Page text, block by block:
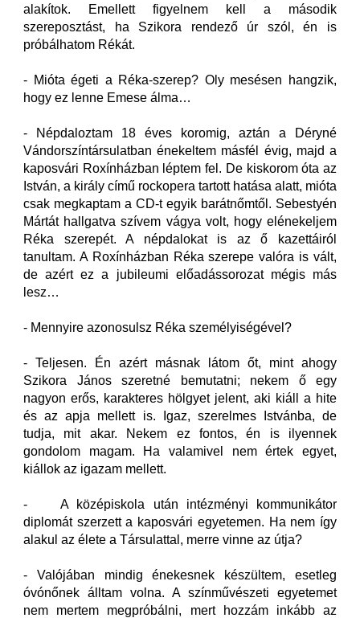
alakítok. Emellett figyelnem kell a második
szereposztást, ha Szikora rendező úr szól, én is
próbálhatom Rékát.
- Mióta égeti a Réka-szerep? Oly mesésen hangzik,
hogy ez lenne Emese álma…
- Népdaloztam 18 éves koromig, aztán a Déryné
Vándorszíntársulatban énekeltem másfél évig, majd a
kaposvári Roxínházban léptem fel. De kiskorom óta az
István, a király című rockopera tartott hatása alatt, mióta
csak megkaptam a CD-t egyik barátnőmtől. Sebestyén
Mártát hallgatva szívem vágya volt, hogy elénekeljem
Réka szerepét. A népdalokat is az ő kazettáiról
tanultam. A Roxínházban Réka szerepe valóra is vált,
de azért ez a jubileumi előadássorozat mégis más
lesz…
- Mennyire azonosulsz Réka személyiségével?
- Teljesen. Én azért másnak látom őt, mint ahogy
Szikora János szeretné bemutatni; nekem ő egy
nagyon erős, karakteres hölgyet jelent, aki kiáll a hite
és az apja mellett is. Igaz, szerelmes Istvánba, de
tudja, mit akar. Nekem ez fontos, én is ilyennek
gondolom magam. Ha valamivel nem értek egyet,
kiállok az igazam mellett.
- A középiskola után intézményi kommunikátor
diplomát szerzett a kaposvári egyetemen. Ha nem így
alakul az élete a Társulattal, merre vinne az útja?
- Valójában mindig énekesnek készültem, esetleg
óvónőnek álltam volna. A színművészeti egyetemet
nem mertem megpróbálni, mert hozzám inkább az